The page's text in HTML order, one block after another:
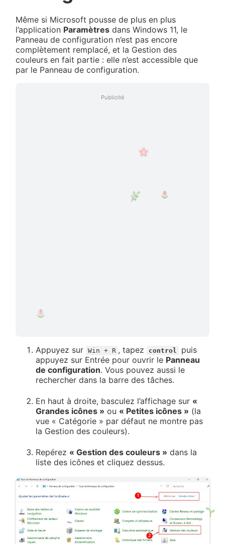
Même si Microsoft pousse de plus en plus
l’application Paramètres dans Windows 11, le
Panneau de configuration n’est pas encore
complètement remplacé, et la Gestion des
couleurs en fait partie : elle n’est accessible que
par le Panneau de configuration.
Publicité
Appuyez sur Win + R , tapez control
puis
appuyez sur Entrée pour ouvrir le Panneau
de configuration. Vous pouvez aussi le
rechercher dans la barre des tâches.
En haut à droite, basculez l’affichage sur «
Grandes icônes » ou « Petites icônes » (la
vue « Catégorie » par défaut ne montre pas
la Gestion des couleurs).
Repérez « Gestion des couleurs » dans la
liste des icônes et cliquez dessus.